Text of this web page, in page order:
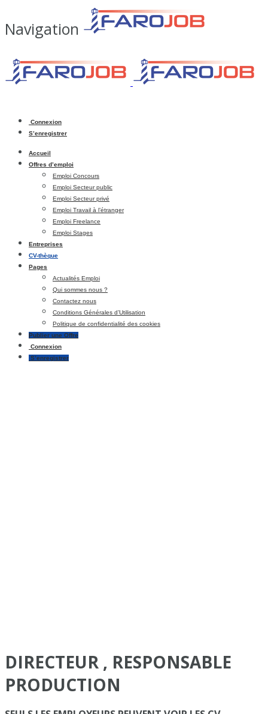
Navigation
Connexion
S’enregistrer
Accueil
Offres d’emploi
Emploi Concours
Emploi Secteur public
Emploi Secteur privé
Emploi Travail à l’étranger
Emploi Freelance
Emploi Stages
Entreprises
CV-thèque
Pages
Actualités Emploi
Qui sommes nous ?
Contactez nous
Conditions Générales d’Utilisation
Politique de confidentialité des cookies
Publier une Offre
Connexion
S’enregistrer
DIRECTEUR , RESPONSABLE
PRODUCTION